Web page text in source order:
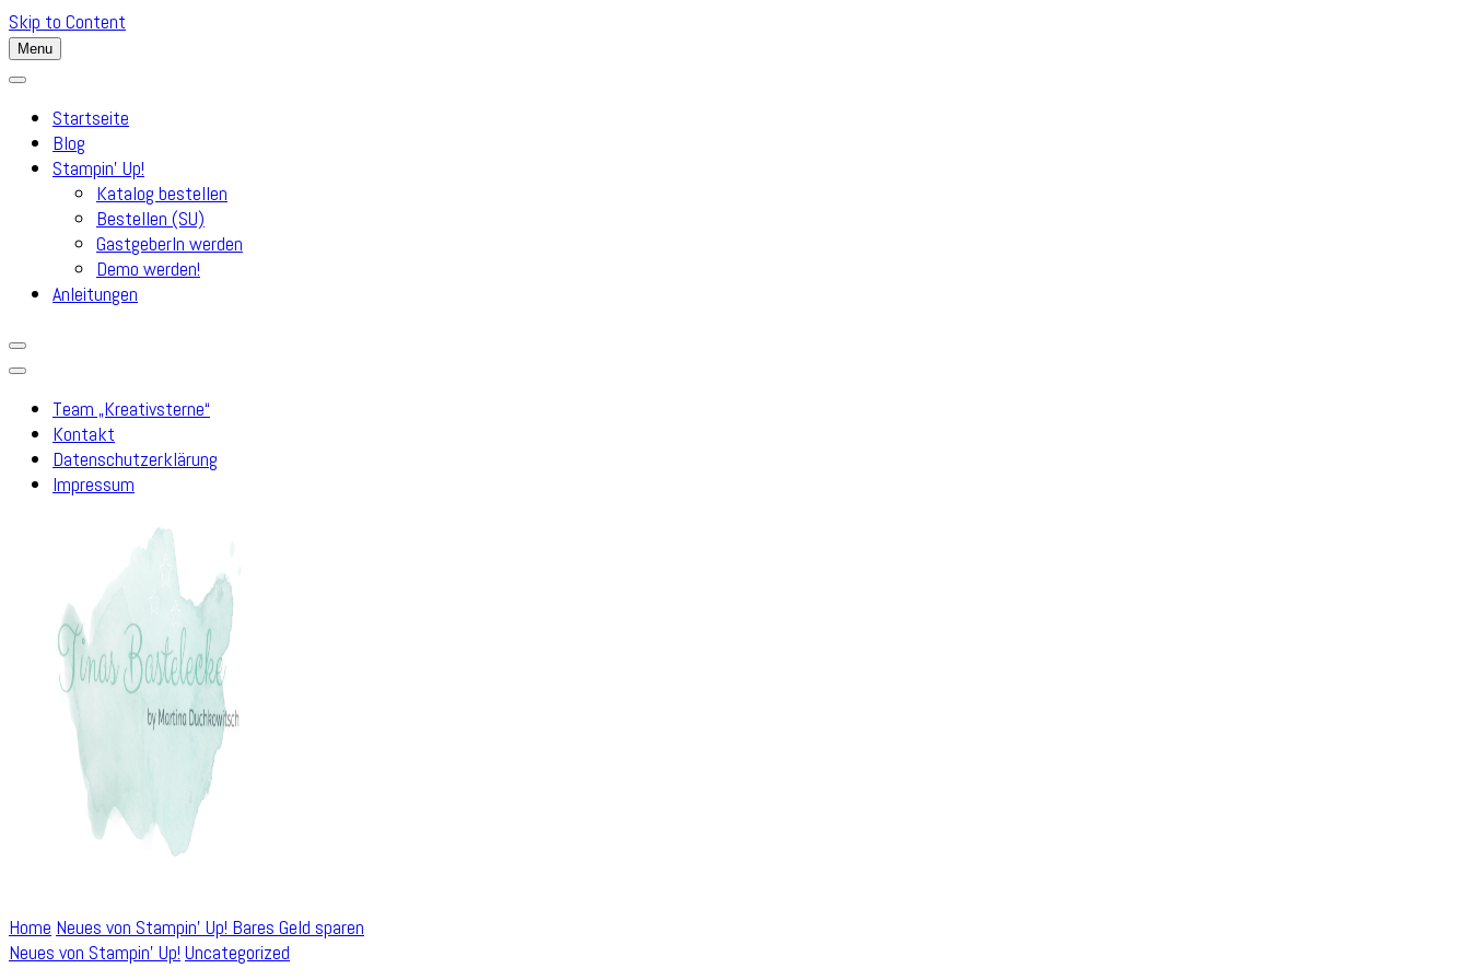
Skip to Content
Menu
Startseite
Blog
Stampin’ Up!
Katalog bestellen
Bestellen (SU)
GastgeberIn werden
Demo werden!
Anleitungen
Team „Kreativsterne“
Kontakt
Datenschutzerklärung
Impressum
Home Neues von Stampin' Up! Bares Geld sparen
Neues von Stampin' Up! Uncategorized